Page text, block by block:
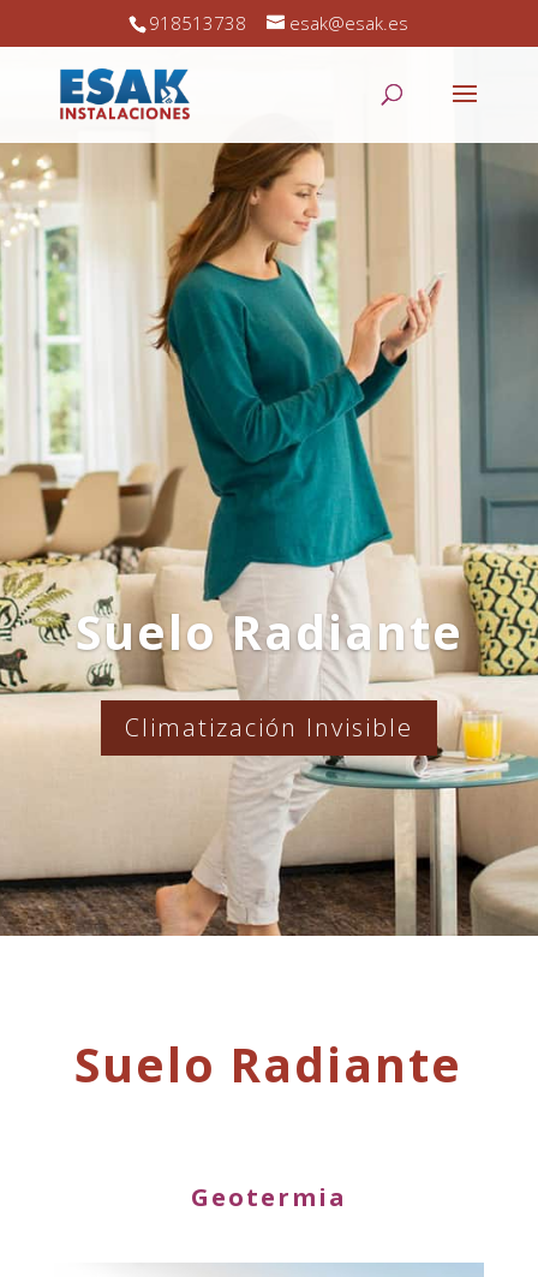
918513738 esak@esak.es
Suelo Radiante
Climatización Invisible
Suelo Radiante
Geotermia